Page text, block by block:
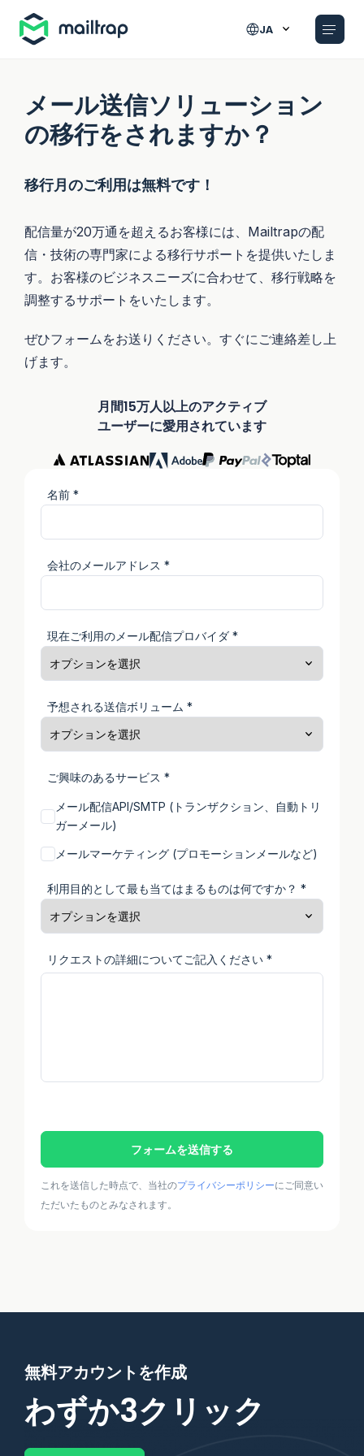
JA
メール送信ソリューション
の移行をされますか？
移行月のご利用は無料です！
配信量が20万通を超えるお客様には、Mailtrapの配
信・技術の専門家による移行サポートを提供いたしま
す。お客様のビジネスニーズに合わせて、移行戦略を
調整するサポートをいたします。
ぜひフォームをお送りください。すぐにご連絡差し上
げます。
月間15万人以上のアクティブ
ユーザーに愛用されています
名前 *
会社のメールアドレス *
現在ご利用のメール配信プロバイダ *
予想される送信ボリューム *
ご興味のあるサービス *
メール配信API/SMTP (トランザクション、自動トリ
ガーメール)
メールマーケティング (プロモーションメールなど)
利用目的として最も当てはまるものは何ですか？ *
リクエストの詳細についてご記入ください *
フォームを送信する
これを送信した時点で、当社のプライバシーポリシーにご同意い
ただいたものとみなされます。
無料アカウントを作成
わずか3クリック